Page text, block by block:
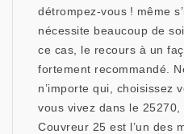
détrompez-vous ! même
nécessite beaucoup de
ce cas, le recours à un
fortement recommandé.
n’importe qui, choisissez
vous vivez dans le
Couvreur 25 est l’un des